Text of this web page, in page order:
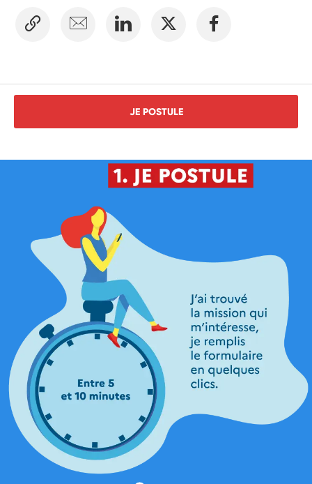
out proposition de leur part sera la bienvenue et étudiée en
JE POSTULE